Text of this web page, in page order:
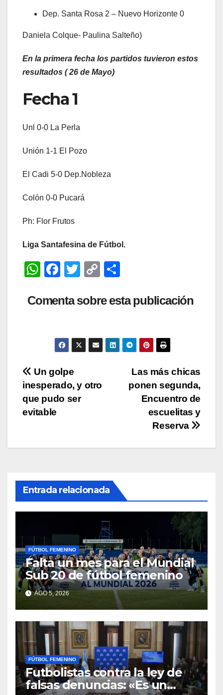
Dep. Santa Rosa 2 – Nuevo Horizonte 0
Daniela Colque- Paulina Salteño)
En la primera fecha los partidos tuvieron estos
resultados ( 26 de Mayo)
Fecha 1
Unl 0-0 La Perla
Unión 1-1 El Pozo
El Cadi 5-0 Dep.Nobleza
Colón 0-0 Pucará
Ph: Flor Frutos
Liga Santafesina de Fútbol.
W
at
F
c
b
o
o
k
T
tt
C
p
Li
n
m
ar
tir
Comenta sobre esta publicación
Navegación
de
entradas
Las más chicas
ponen segunda,
Encuentro de
escuelitas y
Reserva
Un golpe
inesperado, y otro
que pudo ser
evitable
Entrada relacionada
FÚTBOL FEMENINO
Falta un mes para el Mundial
Sub 20 de fútbol femenino
AGO 5, 2026
FÚTBOL FEMENINO
Futbolistas contra la ley de
falsas denuncias: «Es un